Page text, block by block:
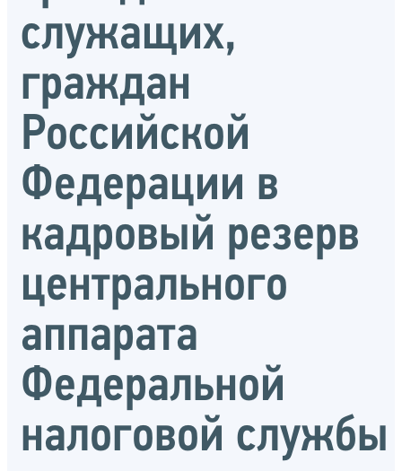
служащих,
граждан
Российской
Федерации в
кадровый резерв
центрального
аппарата
Федеральной
налоговой службы